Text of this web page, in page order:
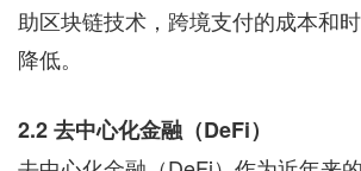
助区块链技术，跨境支付的成本和
降低。
2.2 去中心化金融（DeFi）